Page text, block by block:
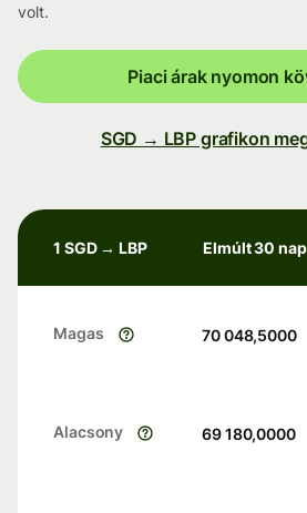
volt.
Piaci árak nyomon
SGD → LBP grafikon
1 SGD → LBP Elmúlt 30 nap
Magas 70 048,5000
Alacsony 69 180,0000